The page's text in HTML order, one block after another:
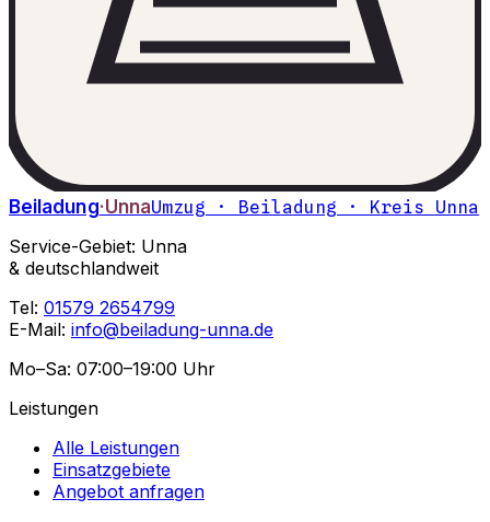
Beiladung·UnnaUmzug · Beiladung · Kreis Unna
Service-Gebiet: Unna
& deutschlandweit
Tel: 01579 2654799
E-Mail: info@beiladung-unna.de
Mo–Sa: 07:00–19:00 Uhr
Leistungen
Alle Leistungen
Einsatzgebiete
Angebot anfragen